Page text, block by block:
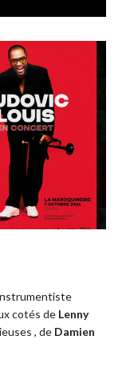
cotés de Lenny
, de Damien